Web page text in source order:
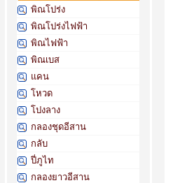
พิณโปร่ง
พิณโปร่งไฟฟ้า
พิณไฟฟ้า
พิณเบส
แคน
โหวด
โปงลาง
กลองชุดอีสาน
กลับ
ปี่ภูไท
กลองยาวอีสาน